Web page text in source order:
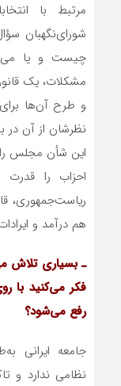
مرتبط با
شورای‌نگهبان
چیست و یا
مشکلات، یک
و طرح آن‌ها
نظرشان از آن در
این شأن مجلس را
احزاب را قدرت
ریاست‌جمهوری،
هم درآمد و
ـ بسیاری تلاش
فکر می‌کنید با
رفع می‌شود؟
جامعه ایرانی
نظامی ندارد و